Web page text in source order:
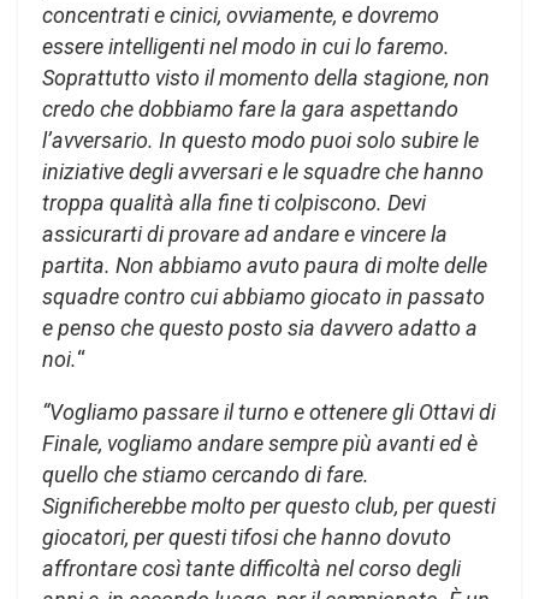
concentrati e cinici, ovviamente, e dovremo
essere intelligenti nel modo in cui lo faremo.
Soprattutto visto il momento della stagione, non
credo che dobbiamo fare la gara aspettando
l’avversario. In questo modo puoi solo subire le
iniziative degli avversari e le squadre che hanno
troppa qualità alla fine ti colpiscono. Devi
assicurarti di provare ad andare e vincere la
partita. Non abbiamo avuto paura di molte delle
squadre contro cui abbiamo giocato in passato
e penso che questo posto sia davvero adatto a
noi.“
“Vogliamo passare il turno e ottenere gli Ottavi di
Finale, vogliamo andare sempre più avanti ed è
quello che stiamo cercando di fare.
Significherebbe molto per questo club, per questi
giocatori, per questi tifosi che hanno dovuto
affrontare così tante difficoltà nel corso degli